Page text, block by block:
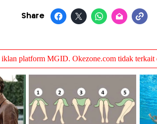
Share